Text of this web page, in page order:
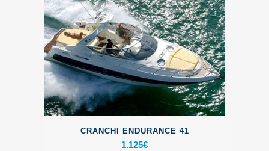
CRANCHI ENDURANCE 41
1.125€